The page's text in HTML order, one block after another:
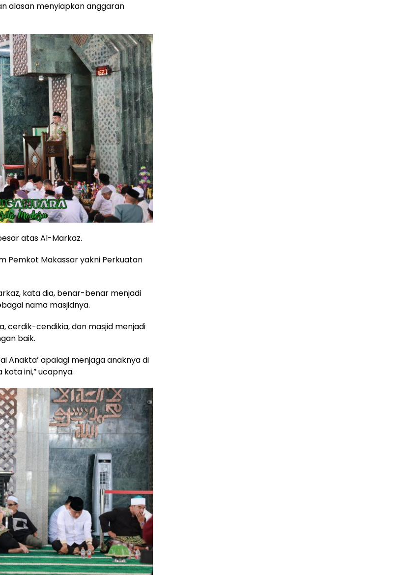
alasan menyiapkan anggaran
atas Al-Markaz.
Pemkot Makassar yakni Perkuatan
kata dia, benar-benar menjadi
nama masjidnya.
cerdik-cendikia, dan masjid menjadi
baik.
Anakta’ apalagi menjaga anaknya di
ini,” ucapnya.